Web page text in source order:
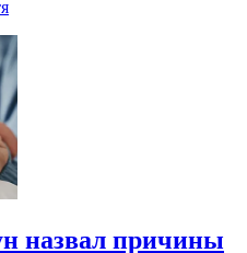
назвал причины